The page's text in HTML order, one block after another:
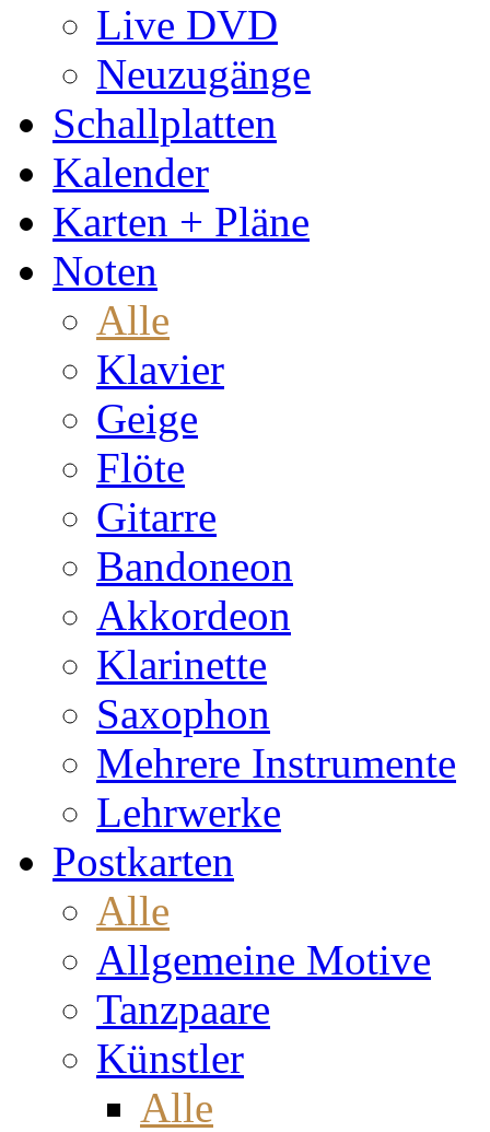
Live DVD
Neuzugänge
Schallplatten
Kalender
Karten + Pläne
Noten
Alle
Klavier
Geige
Flöte
Gitarre
Bandoneon
Akkordeon
Klarinette
Saxophon
Mehrere Instrumente
Lehrwerke
Postkarten
Alle
Allgemeine Motive
Tanzpaare
Künstler
Alle